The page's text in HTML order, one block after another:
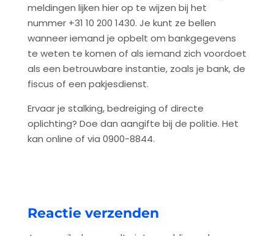
meldingen lijken hier op te wijzen bij het
nummer +31 10 200 1430. Je kunt ze bellen
wanneer iemand je opbelt om bankgegevens
te weten te komen of als iemand zich voordoet
als een betrouwbare instantie, zoals je bank, de
fiscus of een pakjesdienst.
Ervaar je stalking, bedreiging of directe
oplichting? Doe dan aangifte bij de politie. Het
kan online of via 0900-8844.
Reactie verzenden